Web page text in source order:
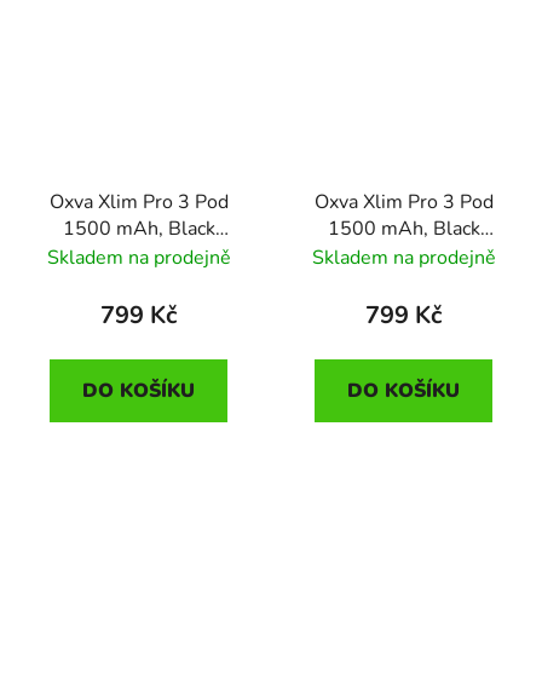
Oxva Xlim Pro 3 Pod
1500 mAh, Black
Carbon
Skladem na prodejně
799 Kč
DO KOŠÍKU
Oxva Xlim Pro 3 Pod
1500 mAh, Black
Leather
Skladem na prodejně
799 Kč
DO KOŠÍKU